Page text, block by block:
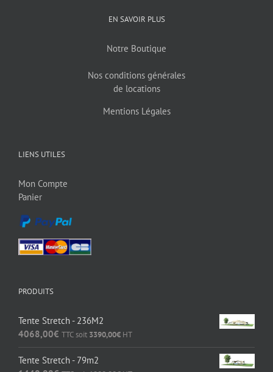
EN SAVOIR PLUS
Notre Boutique
Nos conditions générales
de locations
Mentions Légales
LIENS UTILES
Mon Compte
Panier
PRODUITS
Tente Stretch - 236M2
4068,00€ TTC soit 3390,00€ HT
Tente Stretch - 79m2